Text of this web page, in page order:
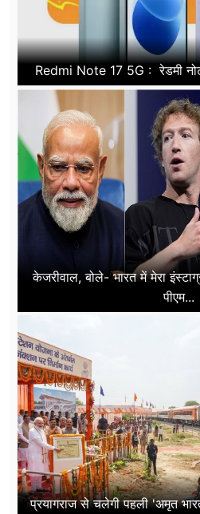
Redmi Note 17 5G : रेडमी
केजरीवाल, बोले- भारत में मेरा
पीएम...
प्रयागराज से चलेगी पहली 'अमृत